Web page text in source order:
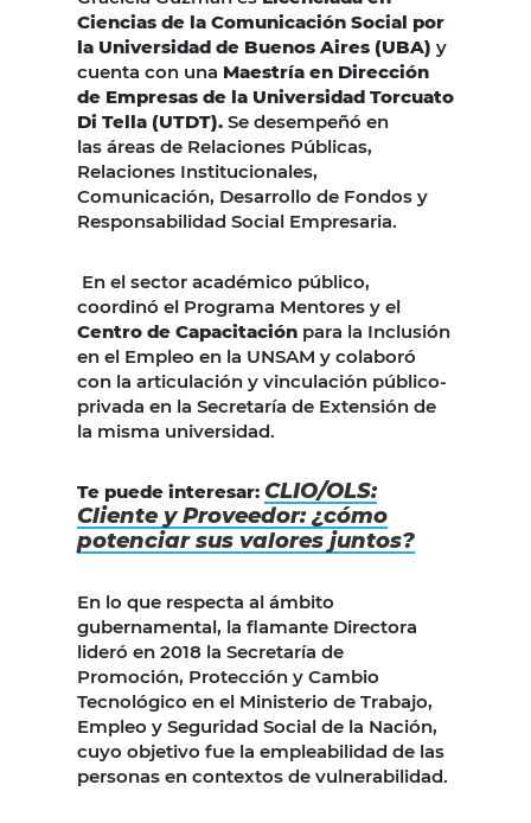
Ciencias de la Comunicación Social por
la Universidad de Buenos Aires (UBA) y
cuenta con una Maestría en Dirección
de Empresas de la Universidad Torcuato
Di Tella (UTDT). Se desempeñó en
las áreas de Relaciones Públicas,
Relaciones Institucionales,
Comunicación, Desarrollo de Fondos y
Responsabilidad Social Empresaria.
En el sector académico público,
coordinó el Programa Mentores y el
Centro de Capacitación para la Inclusión
en el Empleo en la UNSAM y colaboró
con la articulación y vinculación público-
privada en la Secretaría de Extensión de
la misma universidad.
Te puede interesar: CLIO/OLS:
Cliente y Proveedor: ¿cómo
potenciar sus valores juntos?
En lo que respecta al ámbito
gubernamental, la flamante Directora
lideró en 2018 la Secretaría de
Promoción, Protección y Cambio
Tecnológico en el Ministerio de Trabajo,
Empleo y Seguridad Social de la Nación,
cuyo objetivo fue la empleabilidad de las
personas en contextos de vulnerabilidad.